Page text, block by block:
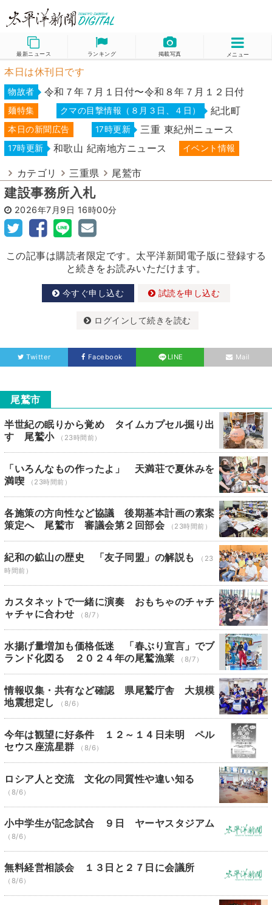
最新ニュース ランキング 掲載写真 メニュー
本日は休刊日です
物故者 令和７年７月１日付〜令和８年７月１２日付
麺特集 クマの目撃情報（８月３日、４日） 紀北町
本日の新聞広告 17時更新 三重 東紀州ニュース
17時更新 和歌山 紀南地方ニュース イベント情報
カテゴリ 三重県 尾鷲市
建設事務所入札
2026年7月9日 16時00分
この記事は購読者限定です。太平洋新聞電子版に登録する
と続きをお読みいただけます。
今すぐ申し込む 試読を申し込む
ログインして続きを読む
Twitter Facebook LINE Mail
尾鷲市
半世紀の眠りから覚め タイムカプセル掘り出
す 尾鷲小
（23時間前）
「いろんなもの作ったよ」 天満荘で夏休みを
満喫
（23時間前）
各施策の方向性など協議 後期基本計画の素案
策定へ 尾鷲市 審議会第２回部会
（23時間前）
紀和の鉱山の歴史 「友子同盟」の解説も
（23
時間前）
カスタネットで一緒に演奏 おもちゃのチャチ
ャチャに合わせ
（8/7）
水揚げ量増加も価格低迷 「春ぶり宣言」でブ
ランド化図る ２０２４年の尾鷲漁業
（8/7）
情報収集・共有など確認 県尾鷲庁舎 大規模
地震想定し
（8/6）
今年は観望に好条件 １２～１４日未明 ペル
セウス座流星群
（8/6）
ロシア人と交流 文化の同質性や違い知る
（8/6）
小中学生が記念試合 ９日 ヤーヤスタジアム
（8/6）
無料経営相談会 １３日と２７日に会議所
（8/6）